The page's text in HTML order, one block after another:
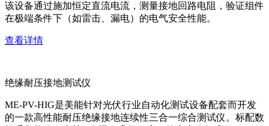
该设备通过施加恒定直流电流，测量接地回路电阻，验证组件
在极端条件下（如雷击、漏电）的电气安全性能。
查看详情
绝缘耐压接地测试仪
ME-PV-HIG是美能针对光伏行业自动化测试设备配套而开发
的一款高性能耐压绝缘接地连续性三合一综合测试仪。标配数